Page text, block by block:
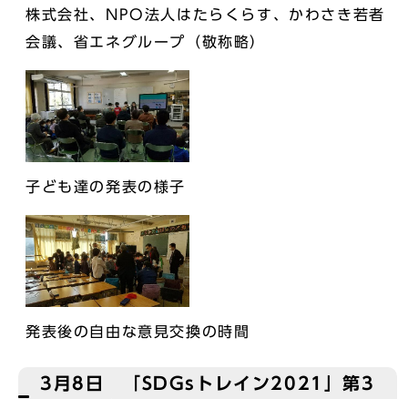
株式会社、NPO法人はたらくらす、かわさき若者
会議、省エネグループ（敬称略）
子ども達の発表の様子
発表後の自由な意見交換の時間
3月8日 「SDGsトレイン2021」第3